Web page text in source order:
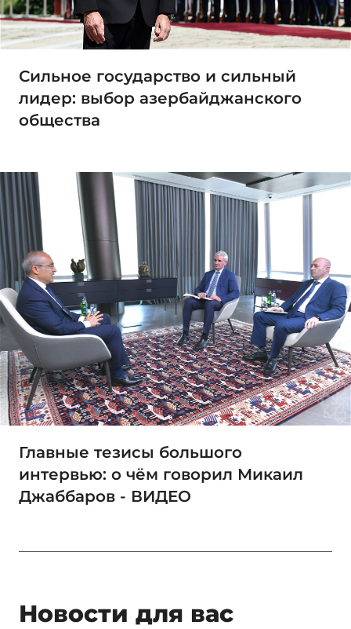
Сильное государство и сильный
лидер: выбор азербайджанского
общества
Главные тезисы большого
интервью: о чём говорил Микаил
Джаббаров - ВИДЕО
Новости для вас